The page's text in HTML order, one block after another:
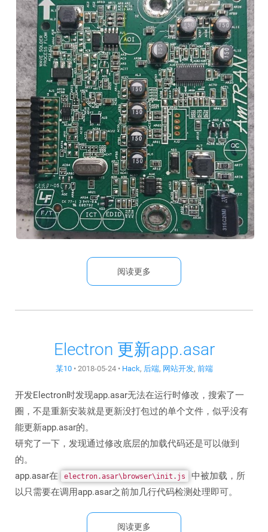
阅读更多
Electron 更新app.asar
某10• 2018-05-24• Hack, 后端, 网站开发, 前端
开发Electron时发现app.asar无法在运行时修改，搜索了一
圈，不是重新安装就是更新没打包过的单个文件，似乎没有
能更新app.asar的。
研究了一下，发现通过修改底层的加载代码还是可以做到
的。
app.asar在
electron.asar\browser\init.js
中被加载，所
以只需要在调用app.asar之前加几行代码检测处理即可。
阅读更多